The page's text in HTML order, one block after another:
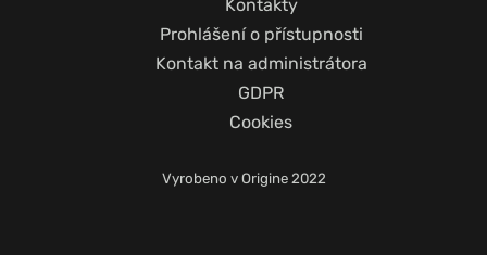
Kontakty
Prohlášení o přístupnosti
Kontakt na administrátora
GDPR
Cookies
Vyrobeno v Origine2022